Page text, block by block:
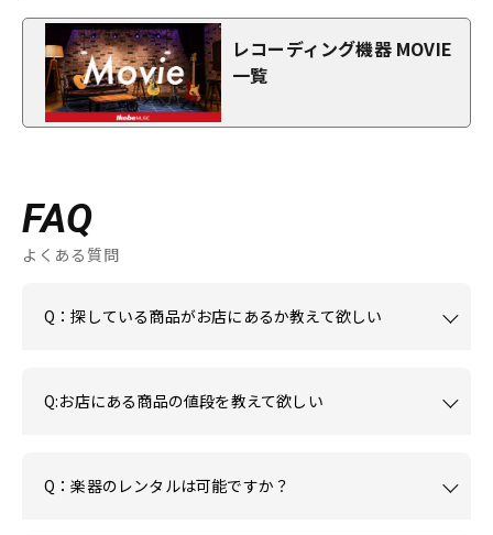
レコーディング機器 MOVIE
一覧
FAQ
よくある質問
Q：探している商品がお店にあるか教えて欲しい
Q:お店にある商品の値段を教えて欲しい
Q：楽器のレンタルは可能ですか？